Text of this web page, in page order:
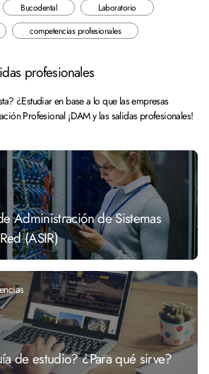
Bucodental
Laboratorio
competencias profesionales
profesionales
¿Estudiar en base a lo que las empresas
Profesional ¡DAM y las salidas profesionales!
Administración de Sistemas
(ASIR)
de estudio? ¿Para qué sirve?